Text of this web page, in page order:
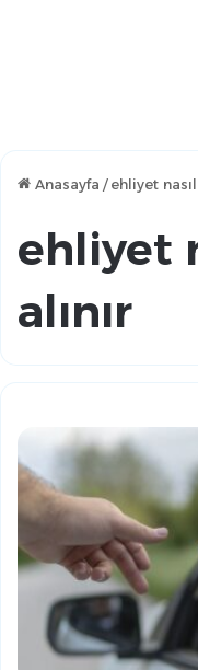
Anasayfa / ehliyet
ehliyet
alınır